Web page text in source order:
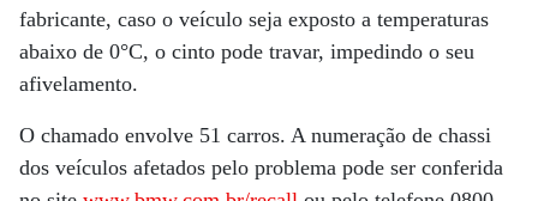
fabricante, caso o veículo seja exposto a temperaturas
abaixo de 0°C, o cinto pode travar, impedindo o seu
afivelamento.
O chamado envolve 51 carros. A numeração de chassi
dos veículos afetados pelo problema pode ser conferida